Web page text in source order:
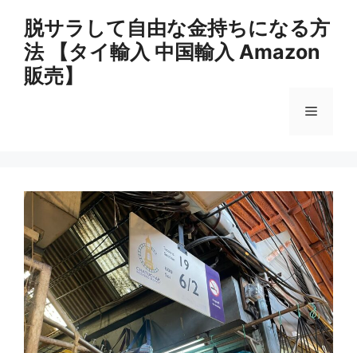
脱サラして自由な金持ちになる方
法 【タイ輸入 中国輸入 Amazon
販売】
メ
ュ
ー